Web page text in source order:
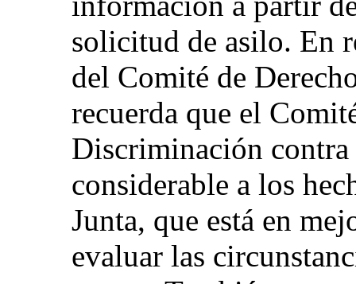
solicitud de asilo. En
del Comité de
recuerda que el
Discriminación
considerable a los
Junta, que está en
evaluar las